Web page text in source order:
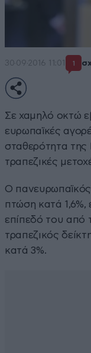
30·09·2016 11:01 1
Σε χαμηλό οκτώ
ευρωπαϊκές
σταθερότητα της
τραπεζικές
O
πτώση κατά 1,6%,
επίπεδό του από
τραπεζικός
κατά 3%.